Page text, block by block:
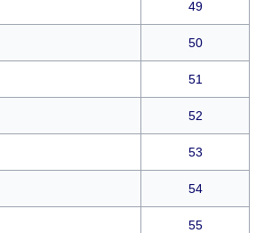
49
50
51
52
53
54
55